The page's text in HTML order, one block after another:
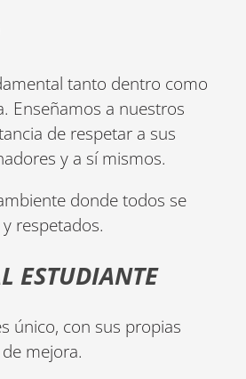
tanto dentro como
Enseñamos a nuestros
de respetar a sus
y a sí mismos.
donde todos se
respetados.
ESTUDIANTE
único, con sus propias
mejora.